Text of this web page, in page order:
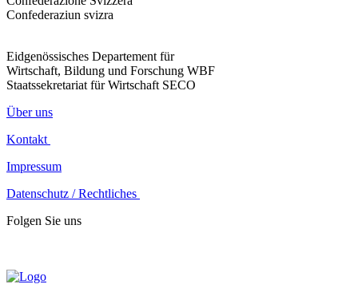
Confederaziun svizra
Eidgenössisches Departement für
Wirtschaft, Bildung und Forschung WBF
Staatssekretariat für Wirtschaft SECO
Über uns
Kontakt
Impressum
Datenschutz / Rechtliches
Folgen Sie uns